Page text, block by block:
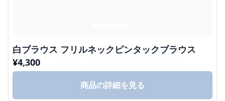
白ブラウス フリルネックピンタックブラウス
¥4,300
商品の詳細を見る